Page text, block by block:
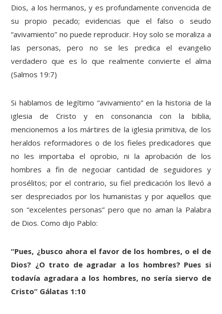
Dios, a los hermanos, y es profundamente convencida de
su propio pecado; evidencias que el falso o seudo
“avivamiento” no puede reproducir. Hoy solo se moraliza a
las personas, pero no se les predica el evangelio
verdadero que es lo que realmente convierte el alma
(Salmos 19:7)
Si hablamos de legítimo “avivamiento” en la historia de la
iglesia de Cristo y en consonancia con la biblia,
mencionemos a los mártires de la iglesia primitiva, de los
heraldos reformadores o de los fieles predicadores que
no les importaba el oprobio, ni la aprobación de los
hombres a fin de negociar cantidad de seguidores y
prosélitos; por el contrario, su fiel predicación los llevó a
ser despreciados por los humanistas y por aquellos que
son “excelentes personas” pero que no aman la Palabra
de Dios. Como dijo Pablo:
“Pues, ¿busco ahora el favor de los hombres, o el de
Dios? ¿O trato de agradar a los hombres? Pues si
todavía agradara a los hombres, no sería siervo de
Cristo” Gálatas 1:10